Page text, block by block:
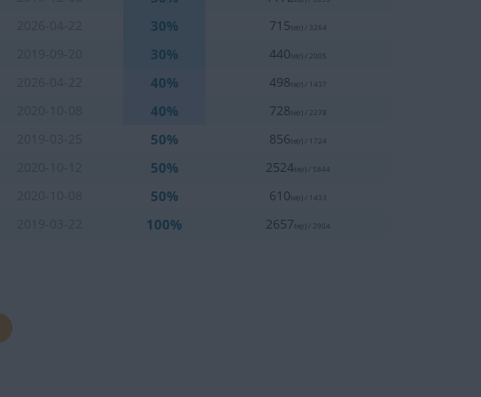
30% 715te(r) / 3264
30% 440te(r) / 2005
40% 498te(r) / 1437
40% 728te(r) / 2278
50% 856te(r) / 1724
50% 2524te(r) / 5844
50% 610te(r) / 1433
100% 2657te(r) / 2904